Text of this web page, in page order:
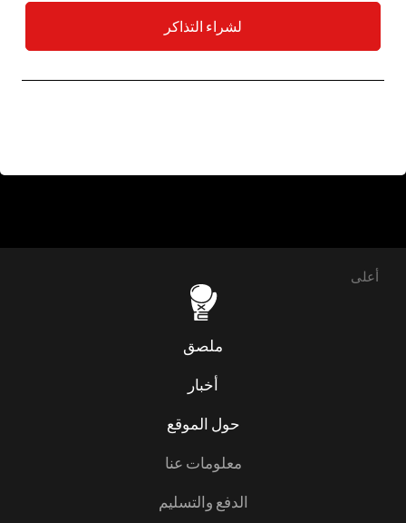
لشراء التذاكر
أعلى
ملصق
أخبار
حول الموقع
معلومات عنا
الدفع والتسليم